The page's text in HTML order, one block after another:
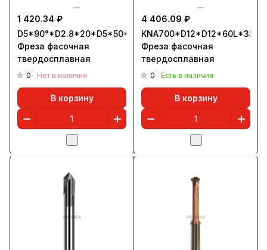
1 420.34 ₽
D5*90°*D2.8*20*D5*50*3T
Фреза фасочная
твердосплавная
0 Нет в наличии
В корзину
4 406.09 ₽
Фреза фасочная
твердосплавная
0 Есть в наличии
В корзину